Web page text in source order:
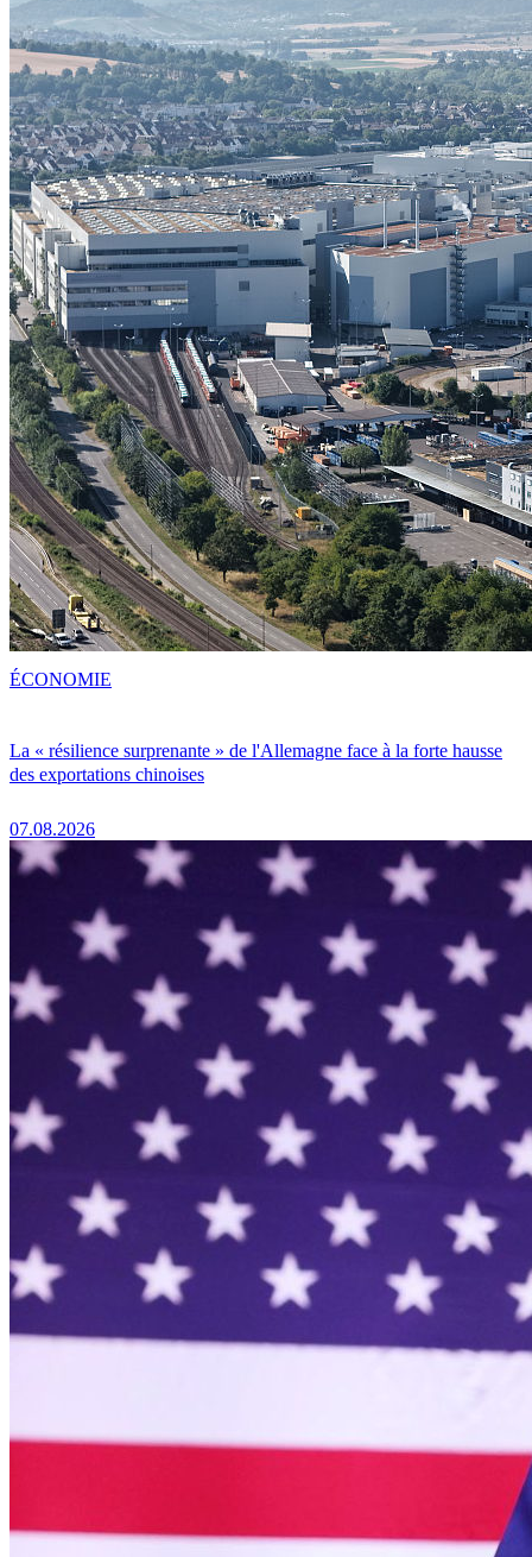
La « résilience surprenante » de l'Allemagne face à la forte hausse
des exportations chinoises
07.08.2026
ÉCONOMIE